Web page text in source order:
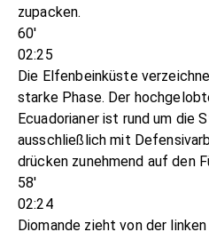
zupacken.
60'
02:25
Die Elfenbeinküste
starke Phase. Der
Ecuadorianer ist rund um die
ausschließlich mit
drücken zunehmend auf den
58'
02:24
Diomande zieht von der